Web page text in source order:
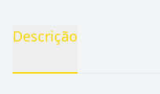
Descrição